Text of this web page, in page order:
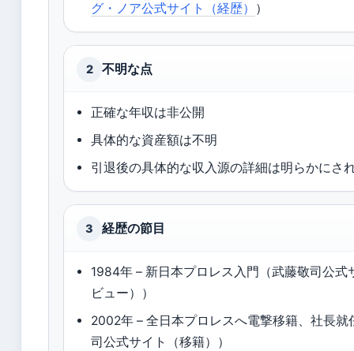
グ・ノア公式サイト（経歴） ）
2 不明な点
正確な年収は非公開
具体的な資産額は不明
引退後の具体的な収入源の詳細は明らかにさ
3 経歴の節目
1984年 – 新日本プロレス入門（武藤敬司公式
ビュー））
2002年 – 全日本プロレスへ電撃移籍、社長就
司公式サイト（移籍））